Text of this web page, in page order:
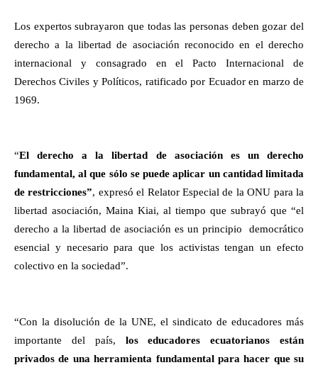
Los expertos subrayaron que todas las personas deben gozar del
derecho a la libertad de asociación reconocido en el derecho
internacional y consagrado en el Pacto Internacional de
Derechos Civiles y Políticos, ratificado por Ecuador en marzo de
1969.
“El derecho a la libertad de asociación es un derecho
fundamental, al que sólo se puede aplicar un cantidad limitada
de restricciones”, expresó el Relator Especial de la ONU para la
libertad asociación, Maina Kiai, al tiempo que subrayó que “el
derecho a la libertad de asociación es un principio democrático
esencial y necesario para que los activistas tengan un efecto
colectivo en la sociedad”.
“Con la disolución de la UNE, el sindicato de educadores más
importante del país, los educadores ecuatorianos están
privados de una herramienta fundamental para hacer que su